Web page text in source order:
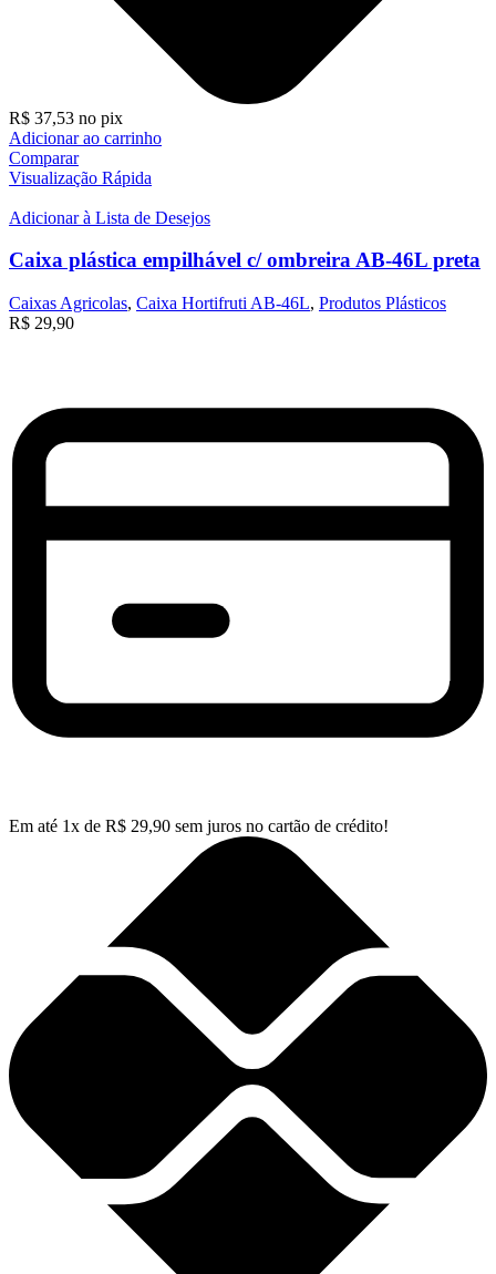
R$ 37,53 no pix
Adicionar ao carrinho
Comparar
Visualização Rápida
Adicionar à Lista de Desejos
Caixa plástica empilhável c/ ombreira AB-46L preta
Caixas Agricolas, Caixa Hortifruti AB-46L, Produtos Plásticos
R$ 29,90
Em até 1x de R$ 29,90 sem juros no cartão de crédito!